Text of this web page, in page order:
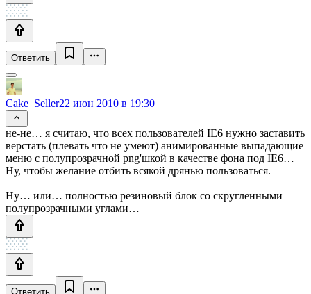
Ответить
Cake_Seller22 июн 2010 в 19:30
не-не… я считаю, что всех пользователей IE6 нужно заставить
верстать (плевать что не умеют) анимированные выпадающие
меню с полупрозрачной png'шкой в качестве фона под IE6…
Ну, чтобы желание отбить всякой дрянью пользоваться.
Ну… или… полностью резиновый блок со скругленными
полупрозрачными углами…
Ответить